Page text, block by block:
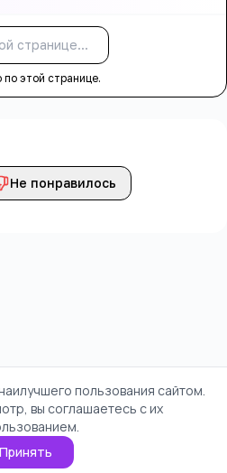
по этой странице.
Не понравилось
пользования сайтом.
вы соглашаетесь с их
Принять